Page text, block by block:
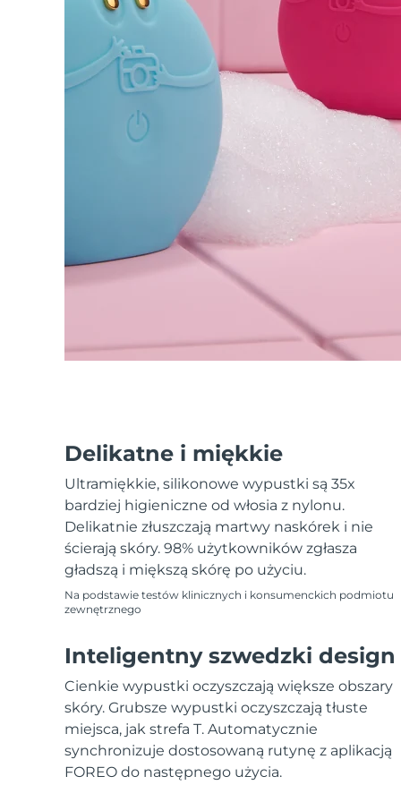
Delikatne i miękkie
Ultramiękkie, silikonowe wypustki są 35x
bardziej higieniczne od włosia z nylonu.
Delikatnie złuszczają martwy naskórek i nie
ścierają skóry. 98% użytkowników zgłasza
gładszą i miększą skórę po użyciu.
Na podstawie testów klinicznych i konsumenckich podmiotu
zewnętrznego
Inteligentny szwedzki design
Cienkie wypustki oczyszczają większe obszary
skóry. Grubsze wypustki oczyszczają tłuste
miejsca, jak strefa T. Automatycznie
synchronizuje dostosowaną rutynę z aplikacją
FOREO do następnego użycia.